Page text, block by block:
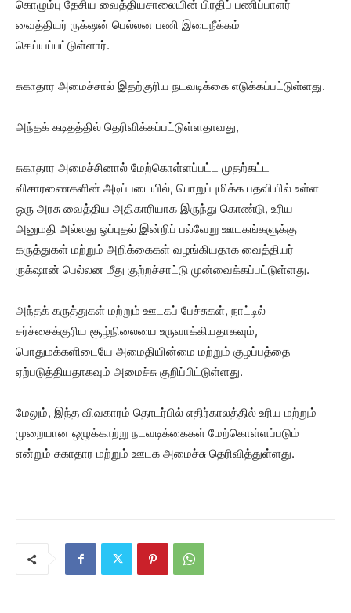
கொழும்பு தேசிய வைத்தியசாலையின் பிரதிப் பணிப்பாளர்
வைத்தியர் ருக்‌ஷன் பெல்லன பணி இடைநீக்கம்
செய்யப்பட்டுள்ளார்.
சுகாதார அமைச்சால் இதற்குரிய நடவடிக்கை எடுக்கப்பட்டுள்ளது.
அந்தக் கடிதத்தில் தெரிவிக்கப்பட்டுள்ளதாவது,
சுகாதார அமைச்சினால் மேற்கொள்ளப்பட்ட முதற்கட்ட
விசாரணைகளின் அடிப்படையில், பொறுப்புமிக்க பதவியில் உள்ள
ஒரு அரசு வைத்திய அதிகாரியாக இருந்து கொண்டு, உரிய
அனுமதி அல்லது ஒப்புதல் இன்றிப் பல்வேறு ஊடகங்களுக்கு
கருத்துகள் மற்றும் அறிக்கைகள் வழங்கியதாக வைத்தியர்
ருக்‌ஷான் பெல்லன மீது குற்றச்சாட்டு முன்வைக்கப்பட்டுள்ளது.
அந்தக் கருத்துகள் மற்றும் ஊடகப் பேச்சுகள், நாட்டில்
சர்ச்சைக்குரிய சூழ்நிலையை உருவாக்கியதாகவும்,
பொதுமக்களிடையே அமைதியின்மை மற்றும் குழப்பத்தை
ஏற்படுத்தியதாகவும் அமைச்சு குறிப்பிட்டுள்ளது.
மேலும், இந்த விவகாரம் தொடர்பில் எதிர்காலத்தில் உரிய மற்றும்
முறையான ஒழுக்காற்று நடவடிக்கைகள் மேற்கொள்ளப்படும்
என்றும் சுகாதார மற்றும் ஊடக அமைச்சு தெரிவித்துள்ளது.